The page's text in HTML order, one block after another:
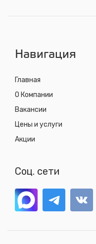
Навигация
Главная
О Компании
Вакансии
Цены и услуги
Акции
Соц. сети